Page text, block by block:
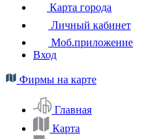
Карта города
Личный кабинет
Моб.приложение
Вход
Фирмы на карте
Главная
Карта